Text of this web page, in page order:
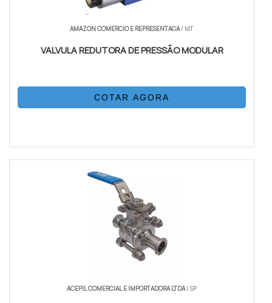
AMAZON COMERCIO E REPRESENTACA/ MT
VALVULA REDUTORA DE PRESSÃO MODULAR
COTAR AGORA
ACEPIL COMERCIAL E IMPORTADORA LTDA/ SP